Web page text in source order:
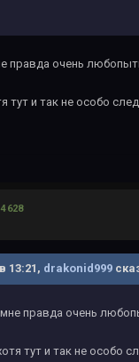
правда очень
тут и так не особо
628
13:21, drakonid999
правда очень
тут и так не особо